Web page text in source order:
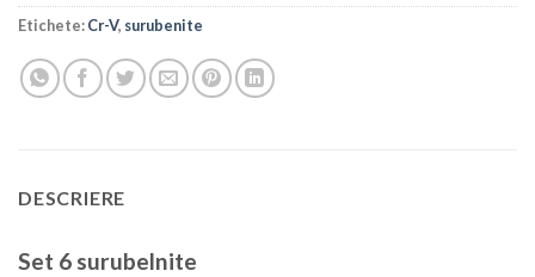
Etichete:Cr-V, surubenite
DESCRIERE
Set 6 surubelnite